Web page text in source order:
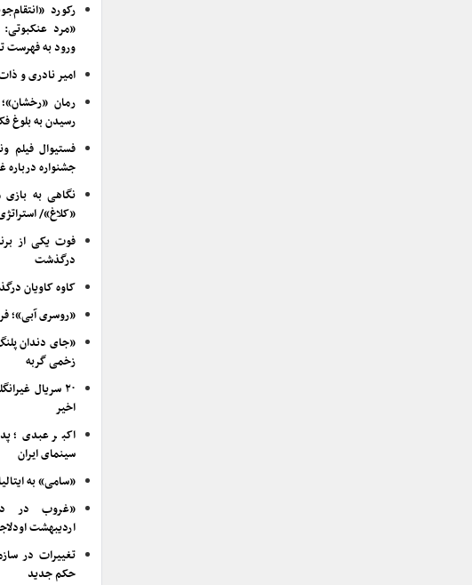
رکورد
«مرد
ورود به فهرست
امیر نادری و
رمان
رسیدن به بلوغ
جشنواره
نگاهی به
«کلاغ»/
فوت یکی از
درگذشت
کاوه کاویان
«روسری آبی»؛
«جای دندان
زخمی گربه
۲۰ سریال
اخیر
اکبر عبدی؛
سینمای ایران
«سامی» به
«غروب در
اردیبهشت
تغییرات در
حکم جدید